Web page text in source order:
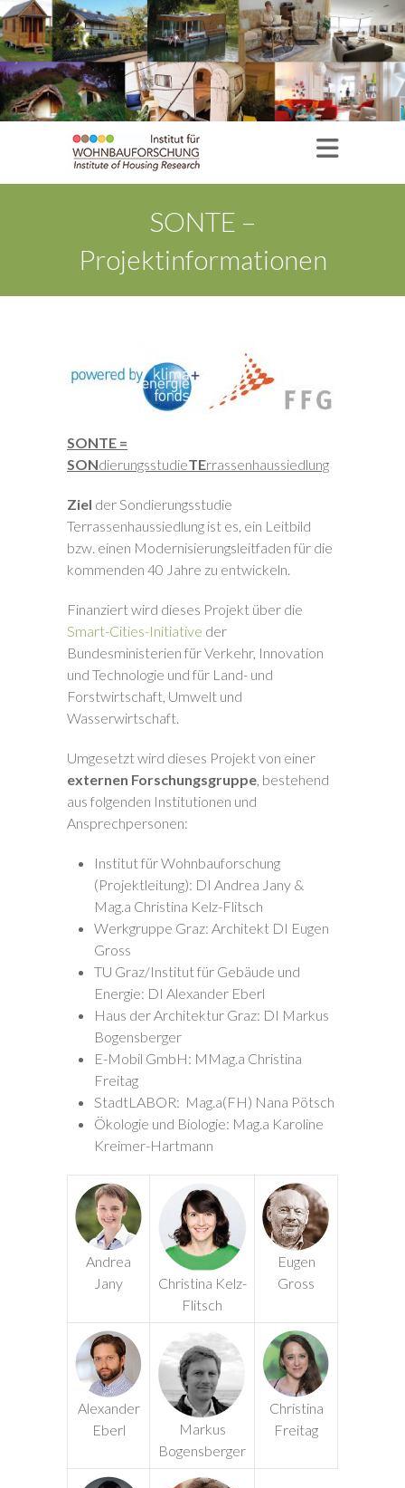
SONTE –
Projektinformationen
SONTE =
SONdierungsstudieTErrassenhaussiedlung
Ziel der Sondierungsstudie
Terrassenhaussiedlung ist es, ein Leitbild
bzw. einen Modernisierungsleitfaden für die
kommenden 40 Jahre zu entwickeln.
Finanziert wird dieses Projekt über die
Smart-Cities-Initiative der
Bundesministerien für Verkehr, Innovation
und Technologie und für Land- und
Forstwirtschaft, Umwelt und
Wasserwirtschaft.
Umgesetzt wird dieses Projekt von einer
externen Forschungsgruppe, bestehend
aus folgenden Institutionen und
Ansprechpersonen:
Institut für Wohnbauforschung
(Projektleitung): DI Andrea Jany &
Mag.a Christina Kelz-Flitsch
Werkgruppe Graz: Architekt DI Eugen
Gross
TU Graz/Institut für Gebäude und
Energie: DI Alexander Eberl
Haus der Architektur Graz: DI Markus
Bogensberger
E-Mobil GmbH: MMag.a Christina
Freitag
StadtLABOR: Mag.a(FH) Nana Pötsch
Ökologie und Biologie: Mag.a Karoline
Kreimer-Hartmann
Andrea
Jany
Christina Kelz-
Flitsch
Eugen
Gross
Alexander
Eberl
Markus
Bogensberger
Christina
Freitag